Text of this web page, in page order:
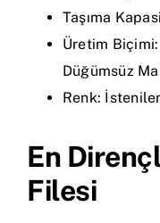
Taşıma
Üretim
Düğümsüz
Renk:
En
Filesi